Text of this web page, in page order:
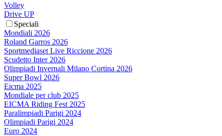
Volley
Drive UP
Speciali
Mondiali 2026
Roland Garros 2026
Sportmediaset Live Riccione 2026
Scudetto Inter 2026
Olimpiadi Invernali Milano Cortina 2026
Super Bowl 2026
Eicma 2025
Mondiale per club 2025
EICMA Riding Fest 2025
Paralimpiadi Parigi 2024
Olimpiadi Parigi 2024
Euro 2024